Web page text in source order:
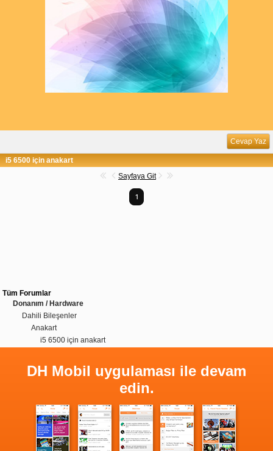
Cevap Yaz
i5 6500 için anakart
Sayfaya Git
1
Tüm Forumlar
Donanım / Hardware
Dahili Bileşenler
Anakart
i5 6500 için anakart
DH Mobil uygulaması ile devam
edin.